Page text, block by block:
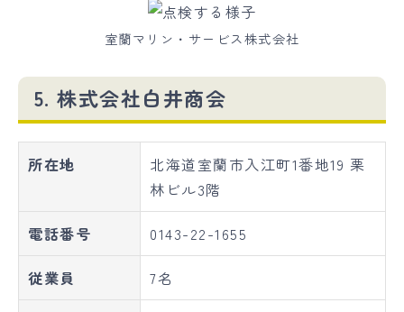
室蘭マリン・サービス株式会社
5. 株式会社白井商会
所在地
北海道室蘭市入江町1番地19 栗
林ビル3階
電話番号 0143-22-1655
従業員 7名